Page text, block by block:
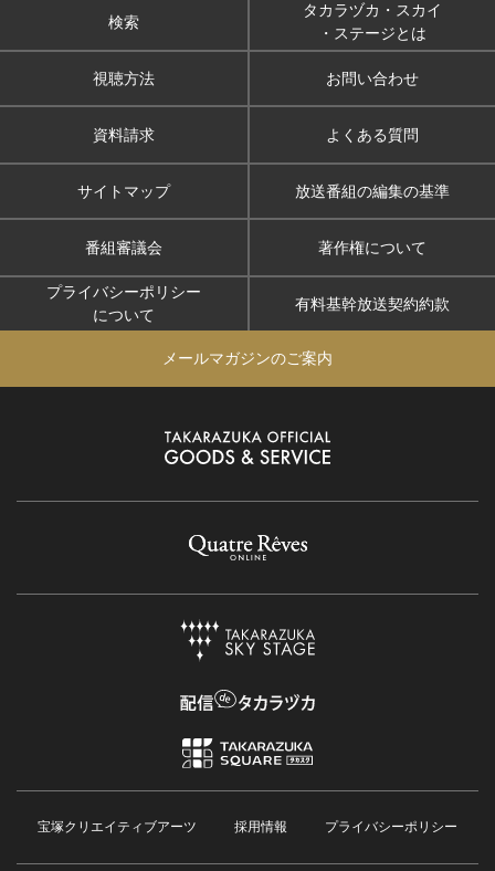
検索
タカラヅカ・スカイ
・ステージとは
視聴方法 お問い合わせ
資料請求 よくある質問
サイトマップ 放送番組の編集の基準
番組審議会 著作権について
プライバシーポリシー
について
有料基幹放送契約約款
メールマガジンのご案内
宝塚クリエイティブアーツ 採用情報 プライバシーポリシー